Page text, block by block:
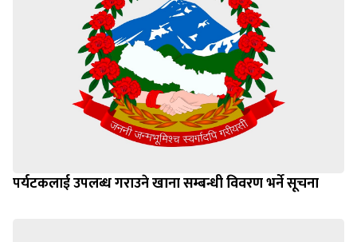
पर्यटकलाई उपलब्ध गराउने खाना सम्बन्धी विवरण भर्ने सूचना